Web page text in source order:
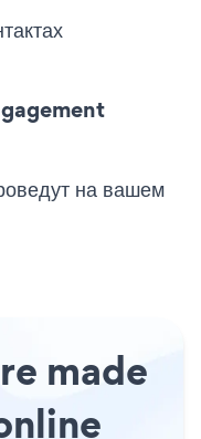
на вашем
made